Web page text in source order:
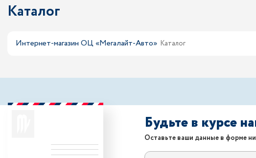
Каталог
Интернет-магазин ОЦ «Мегалайт-Авто» Каталог
Будьте в курсе
Оставьте ваши данные в форме